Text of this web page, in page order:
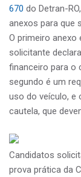
670 do Detran-
anexos para que
O primeiro anexo
solicitante
financeiro para o
segundo é um
uso do veículo, e
cautela, que
Candidatos
prova prática da